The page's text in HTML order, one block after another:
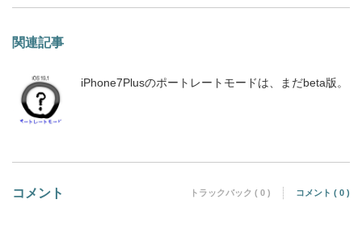
関連記事
iPhone7Plusのポートレートモードは、まだbeta版。
コメント トラックバック ( 0 ) コメント ( 0 )